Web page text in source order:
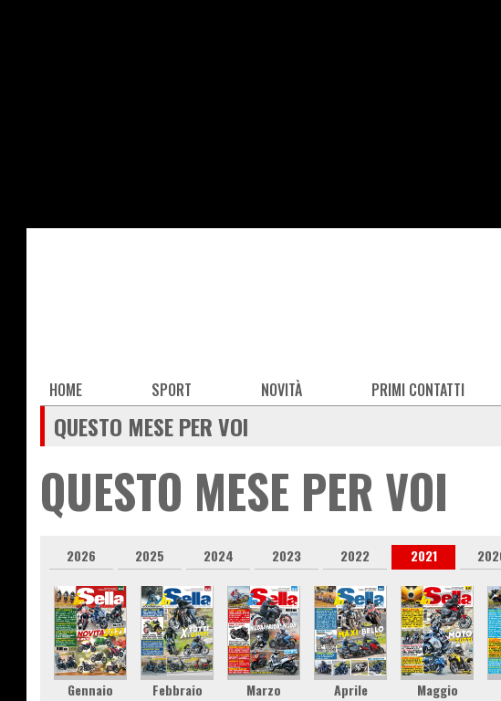
Main
navigation
HOME SPORT NOVITÀ PRIMI CONTATTI
QUESTO MESE PER VOI
QUESTO MESE PER VOI
2026 2025 2024 2023 2022 2021
Gennaio Febbraio Marzo Aprile Maggio